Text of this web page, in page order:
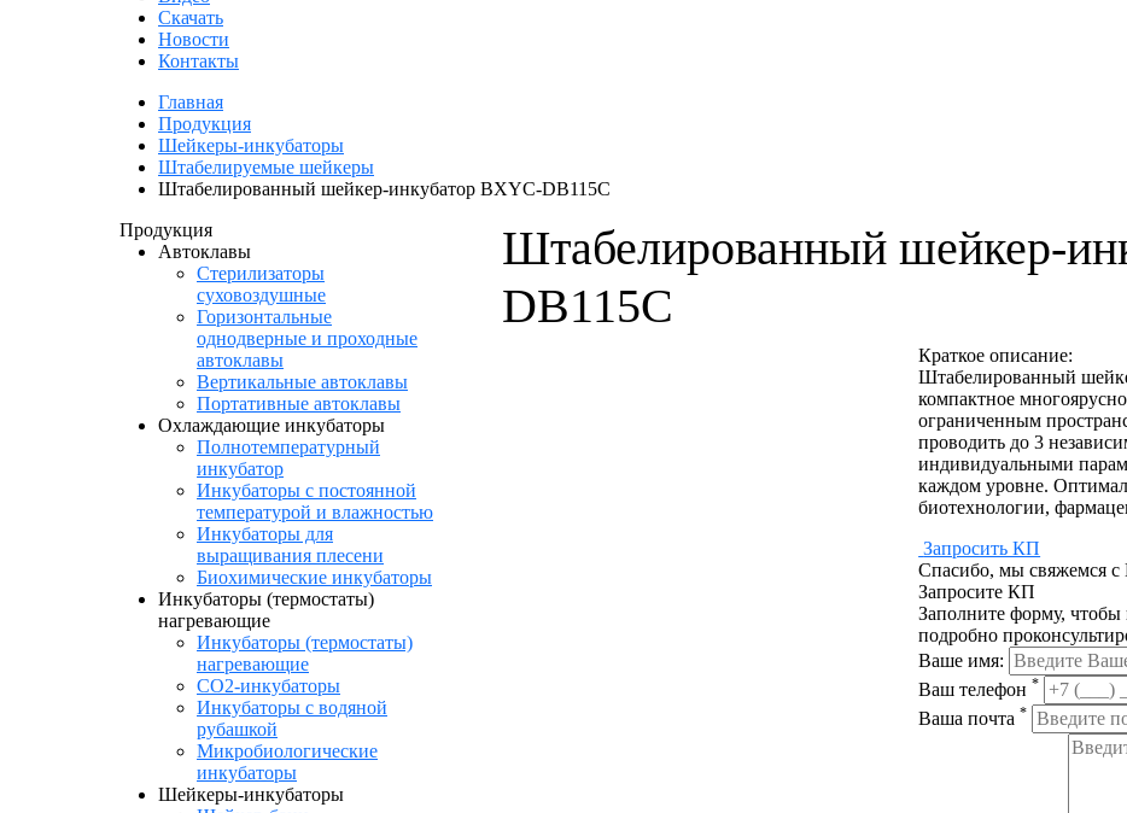
Скачать
Новости
Контакты
Главная
Продукция
Шейкеры-инкубаторы
Штабелируемые шейкеры
Штабелированный шейкер-инкубатор BXYC-DB115C
Продукция
Автоклавы
Стерилизаторы
суховоздушные
Горизонтальные
однодверные и проходные
автоклавы
Вертикальные автоклавы
Портативные автоклавы
Охлаждающие инкубаторы
Полнотемпературный
инкубатор
Инкубаторы с постоянной
температурой и влажностью
Инкубаторы для
выращивания плесени
Биохимические инкубаторы
Инкубаторы (термостаты)
нагревающие
Инкубаторы (термостаты)
нагревающие
CO2-инкубаторы
Инкубаторы с водяной
рубашкой
Микробиологические
инкубаторы
Шейкеры-инкубаторы
Штабелированный шейкер-
DB115C
Краткое описание:
Штабелированный
компактное
ограниченным
проводить до 3
индивидуальными
каждом уровне.
биотехнологии,
Запросить КП
Спасибо, мы свяжемся
Запросите КП
Заполните форму,
подробно
Ваше имя:
Ваш телефон*
Ваша почта*